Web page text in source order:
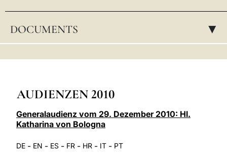
POLSKI
DOCUMENTS ▸
AUDIENZEN 2010
Generalaudienz vom 29. Dezember 2010: Hl.
Katharina von Bologna
DE - EN - ES - FR - HR - IT - PT